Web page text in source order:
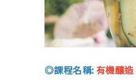
◎課程名稱: 有機釀